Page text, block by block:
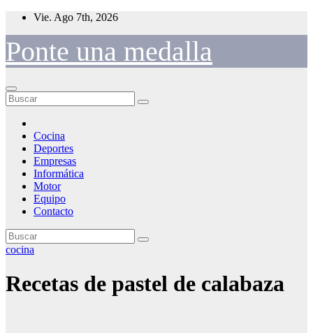
Saltar
contenido
Vie. Ago 7th, 2026
Ponte una medalla
Cocina
Deportes
Empresas
Informática
Motor
Equipo
Contacto
cocina
Recetas de pastel de calabaza